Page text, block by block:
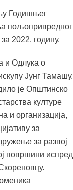
Годишњег
пољопривредног
2022. годину.
и Одлука о
Јунг Тамашу.
је Општинско
културе
и организација,
за
за развој
површини испред